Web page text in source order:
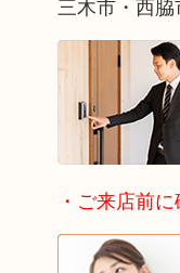
・ご来店前